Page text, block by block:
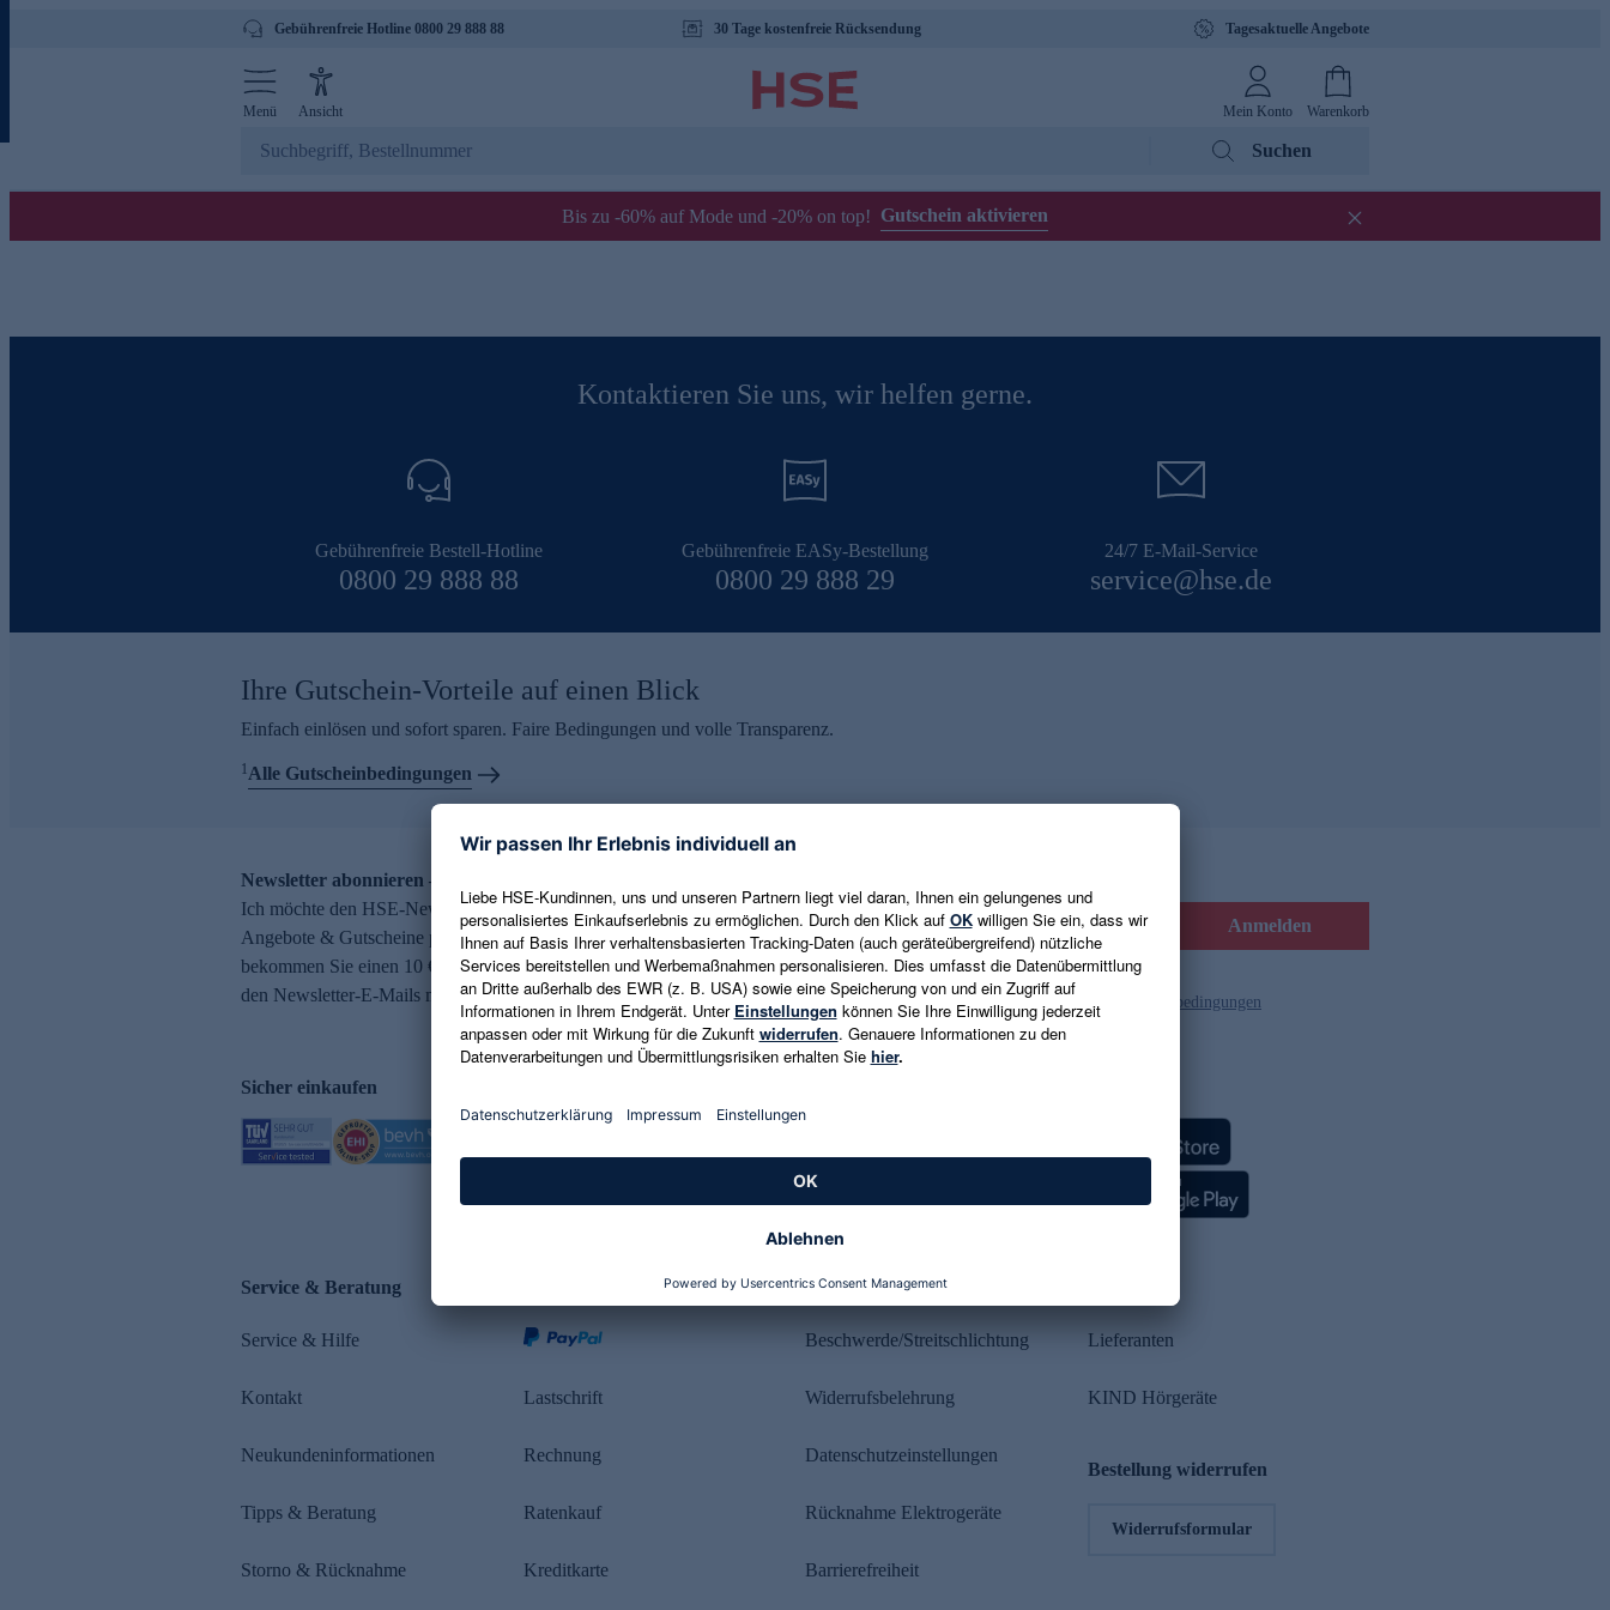
Gebührenfreie Hotline 0800 29 888 88 30 Tage kostenfreie Rücksendung Tagesaktuelle Angebote
Menü Ansicht Mein Konto Warenkorb
Suchen
Bis zu -60% auf Mode und -20% on top! Gutschein aktivieren
Kontaktieren Sie uns, wir helfen gerne.
Gebührenfreie Bestell-Hotline
0800 29 888 88
Gebührenfreie EASy-Bestellung
0800 29 888 29
24/7 E-Mail-Service
service@hse.de
Ihre Gutschein-Vorteile auf einen Blick
Einfach einlösen und sofort sparen. Faire Bedingungen und volle Transparenz.
1Alle Gutscheinbedingungen
Newsletter abonnieren – 10 € Gutschein erhalten
Ich möchte den HSE-Newsletter abonnieren und aktuelle Trends,
Angebote & Gutscheine per E-Mail erhalten. Als Dankeschön
bekommen Sie einen 10 € Gutschein. Eine Abmeldung ist jederzeit in
den Newsletter-E-Mails möglich.
E-Mail-Adresse eingeben Anmelden
Es gelten die Datenschutzrichtlinien und die Gutscheinbedingungen
Sicher einkaufen
Service & Beratung
Service & Hilfe
Kontakt
Neukundeninformationen
Tipps & Beratung
Storno & Rücknahme
Lastschrift
Rechnung
Ratenkauf
Kreditkarte
Rechtliches
Beschwerde/Streitschlichtung
Widerrufsbelehrung
Datenschutzeinstellungen
Rücknahme Elektrogeräte
Barrierefreiheit
Lieferanten
KIND Hörgeräte
Bestellung widerrufen
Widerrufsformular